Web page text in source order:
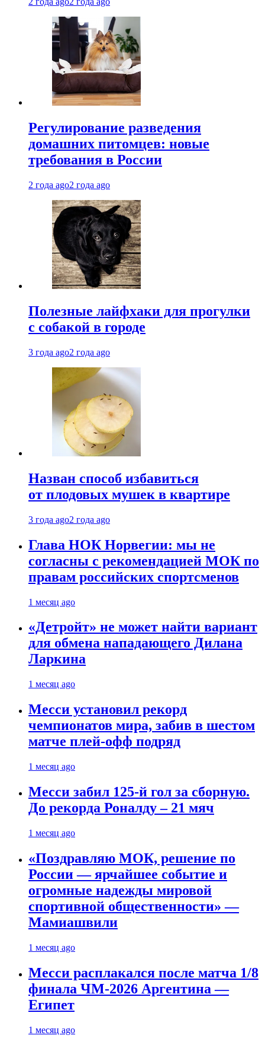
Регулирование разведения
домашних питомцев: новые
требования в России
2 года ago2 года ago
Полезные лайфхаки для прогулки
с собакой в городе
3 года ago2 года ago
Назван способ избавиться
от плодовых мушек в квартире
3 года ago2 года ago
Глава НОК Норвегии: мы не
согласны с рекомендацией МОК по
правам российских спортсменов
1 месяц ago
«Детройт» не может найти вариант
для обмена нападающего Дилана
Ларкина
1 месяц ago
Месси установил рекорд
чемпионатов мира, забив в шестом
матче плей‑офф подряд
1 месяц ago
Месси забил 125-й гол за сборную.
До рекорда Роналду – 21 мяч
1 месяц ago
«Поздравляю МОК, решение по
России — ярчайшее событие и
огромные надежды мировой
спортивной общественности» —
Мамиашвили
1 месяц ago
Месси расплакался после матча 1/8
финала ЧМ-2026 Аргентина —
Египет
1 месяц ago